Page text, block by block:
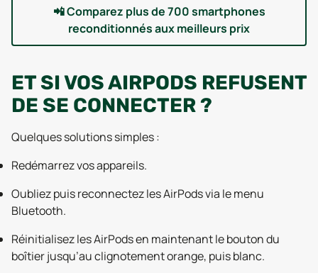
📲Comparez plus de 700 smartphones
reconditionnés aux meilleurs prix
ET SI VOS AIRPODS REFUSENT
DE SE CONNECTER ?
Quelques solutions simples :
Redémarrez vos appareils.
Oubliez puis reconnectez les AirPods via le menu
Bluetooth.
Réinitialisez les AirPods en maintenant le bouton du
boîtier jusqu’au clignotement orange, puis blanc.